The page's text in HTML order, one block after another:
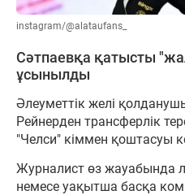
instagram/@alataufans_
Сәтпаевқа қатысты
ұсынылды
Әлеуметтік желі
Рейнерден трансферлік
"Челси" кіммен қоштасуы
Журналист өз жауабында
немесе уақытша басқа